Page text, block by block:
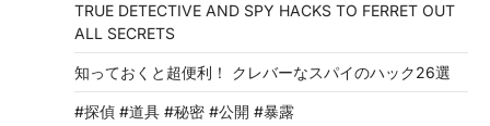
TRUE DETECTIVE AND SPY HACKS TO FERRET OUT
ALL SECRETS
知っておくと超便利！ クレバーなスパイのハック26選
#探偵 #道具 #秘密 #公開 #暴露